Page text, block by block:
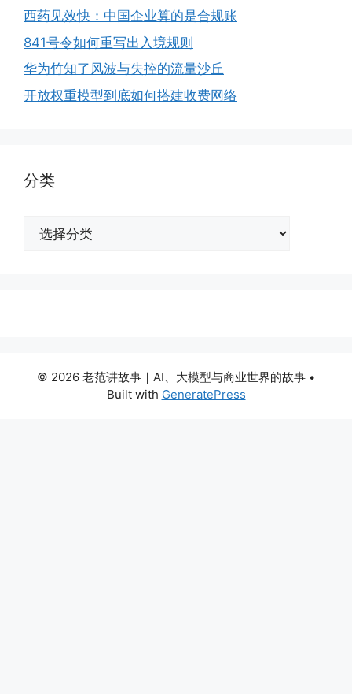
西药见效快：中国企业算的是合规账
841号令如何重写出入境规则
华为竹知了风波与失控的流量沙丘
开放权重模型到底如何搭建收费网络
分类
© 2026 老范讲故事｜AI、大模型与商业世界的故事 •
Built with GeneratePress